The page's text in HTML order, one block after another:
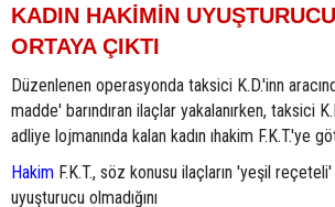
KADIN HAKİMİN
ORTAYA ÇIKTI
Düzenlenen operasyonda taksici K.D.'inn
madde' barındıran ilaçlar yakalanırken, taksici
adliye lojmanında kalan kadın ıhakim F.K.T.'ye
Hakim F.K.T., söz konusu ilaçların 'yeşil
uyuşturucu olmadığını